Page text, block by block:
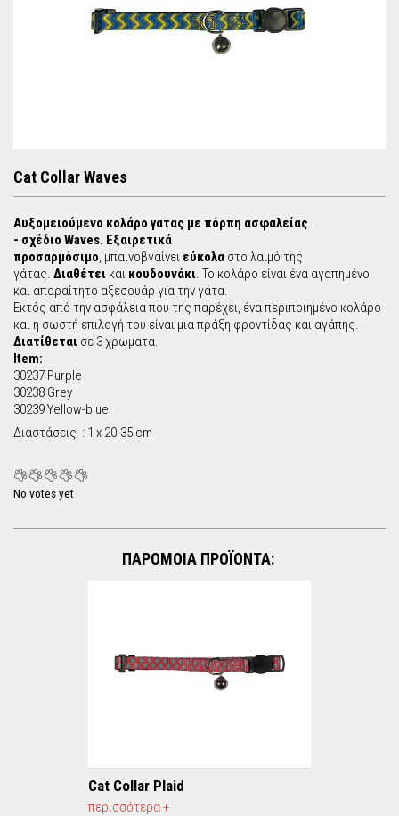
r
m
Cat Collar Waves
Αυξομειούμενο κολάρο γατας με πόρπη ασφαλείας
- σχέδιο Waves. Εξαιρετικά
προσαρμόσιμο, μπαινοβγαίνει εύκολα στο λαιμό της
γάτας. Διαθέτει και κουδουνάκι. Το κολάρο είναι ένα αγαπημένο
και απαραίτητο αξεσουάρ για την γάτα.
Εκτός από την ασφάλεια που της παρέχει, ένα περιποιημένο κολάρο
και η σωστή επιλογή του είναι μια πράξη φροντίδας και αγάπης.
Διατίθεται σε 3 χρωματα.
Item:
30237 Purple
30238 Grey
30239 Yellow-blue
Διαστάσεις : 1 x 20-35 cm
No votes yet
ΠΑΡΟΜΟΙΑ ΠΡΟΪΟΝΤΑ:
Cat Collar Plaid
περισσότερα +